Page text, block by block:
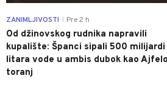
ZANIMLJIVOSTI Pre 2 h
Od džinovskog rudnika napravili
kupalište: Španci sipali 500 milijardi
litara vode u ambis dubok kao
toranj